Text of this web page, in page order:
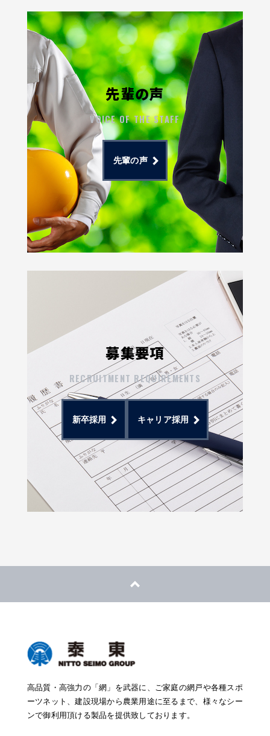
先輩の声
VOICE OF THE STAFF
先輩の声
募集要項
RECRUITMENT REQUIREMENTS
新卒採用 キャリア採用
高品質・高強力の「網」を武器に、ご家庭の網戸や各種スポ
ーツネット、建設現場から農業用途に至るまで、様々なシー
ンで御利用頂ける製品を提供致しております。